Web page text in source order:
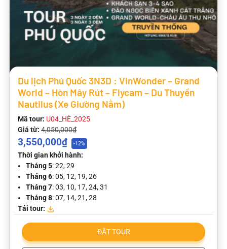
Du lịch Phú Quốc 3N3D : VinWonder – Grand
World – Hòn Mây Rút – Flycam – Du Thuyền
Nautilus (Xe Giường Nằm)
Mã tour: U04_HÈ_2025
Giá từ:4,050,000₫
3,550,000₫ -12%
Thời gian khởi hành:
Tháng 5: 22, 29
Tháng 6: 05, 12, 19, 26
Tháng 7: 03, 10, 17, 24, 31
Tháng 8: 07, 14, 21, 28
Tải tour:
ĐẶT TOUR